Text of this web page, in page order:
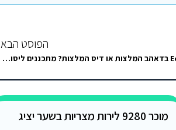
הפוסט הבא
Ecotel Dahab Bay View Resort בדאהב המלצות או דיס המלצות? מתכננים ליסוע בסוכות עם ילדים
מוכר 9280 לירות מצריות בשער יציג